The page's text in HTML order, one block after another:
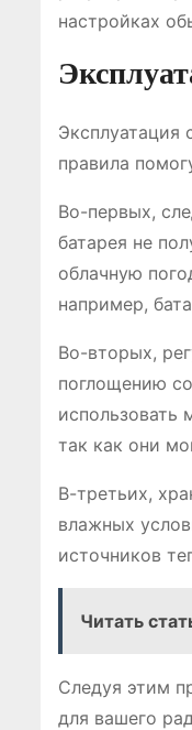
настройках
Эксплуатация
правила
Во-первых,
батарея не
облачную
например,
Во-вторых,
поглощению
так как они
В-третьих,
влажных
источников
Читать
Следуя этим
для вашего